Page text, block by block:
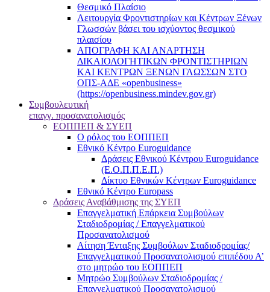
Θεσμικό Πλαίσιο
Λειτουργία Φροντιστηρίων και Κέντρων Ξένων
Γλωσσών βάσει του ισχύοντος θεσμικού
πλαισίου
ΑΠΟΓΡΑΦΗ ΚΑΙ ΑΝΑΡΤΗΣΗ
ΔΙΚΑΙΟΛΟΓΗΤΙΚΩΝ ΦΡΟΝΤΙΣΤΗΡΙΩΝ
ΚΑΙ ΚΕΝΤΡΩΝ ΞΕΝΩΝ ΓΛΩΣΣΩΝ ΣΤΟ
ΟΠΣ-ΑΔΕ «openbusiness»
(https://openbusiness.mindev.gov.gr)
Συμβουλευτική
επαγγ. προσανατολισμός
ΕΟΠΠΕΠ & ΣΥΕΠ
Ο ρόλος του ΕΟΠΠΕΠ
Εθνικό Κέντρο Euroguidance
Δράσεις Εθνικού Κέντρου Euroguidance
(Ε.Ο.Π.Π.Ε.Π.)
Δίκτυο Εθνικών Κέντρων Euroguidance
Εθνικό Κέντρο Europass
Δράσεις Αναβάθμισης της ΣΥΕΠ
Επαγγελματική Επάρκεια Συμβούλων
Σταδιοδρομίας / Επαγγελματικού
Προσανατολισμού
Αίτηση Ένταξης Συμβούλων Σταδιοδρομίας/
Επαγγελματικού Προσανατολισμού επιπέδου Α’
στο μητρώο του ΕΟΠΠΕΠ
Μητρώο Συμβούλων Σταδιοδρομίας /
Επαγγελματικού Προσανατολισμού